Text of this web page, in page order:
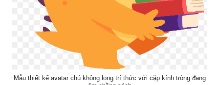
Mẫu thiết kế avatar chú không long trí thức với cặp kính tròng đang
ôm chồng sách